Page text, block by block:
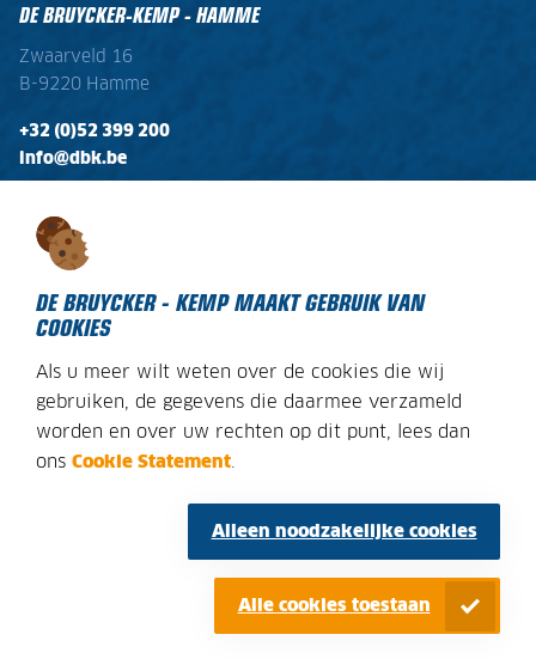
DE BRUYCKER - KEMP MAAKT GEBRUIK VAN
COOKIES
Als u meer wilt weten over de cookies die wij
gebruiken, de gegevens die daarmee verzameld
worden en over uw rechten op dit punt, lees dan
ons Cookie Statement
Alleen noodzakelijke cookies
Alle cookies toestaan
DE BRUYCKER-KEMP - HAMME
Zwaarveld 16
B-9220 Hamme
+32 (0)52 399 200
info@dbk.be
Ma - Vr:
DECLARATION SUR LES COOKIES
AVIS JURIDIQUE
POLITIQUE DE CONFIDENTIALITE